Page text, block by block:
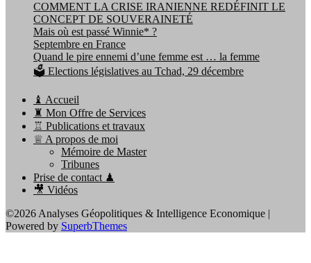
COMMENT LA CRISE IRANIENNE REDÉFINIT LE
CONCEPT DE SOUVERAINETÉ
Mais où est passé Winnie* ?
Septembre en France
Quand le pire ennemi d’une femme est … la femme
🗳️ Elections législatives au Tchad, 29 décembre
♝ Accueil
♜ Mon Offre de Services
♖ Publications et travaux
♕ A propos de moi
Mémoire de Master
Tribunes
Prise de contact ♟
🎥 Vidéos
©2026 Analyses Géopolitiques & Intelligence Economique |
Powered by SuperbThemes